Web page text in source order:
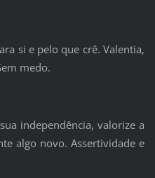
si e pelo que crê. Valentia,
medo.
independência, valorize a
algo novo. Assertividade e